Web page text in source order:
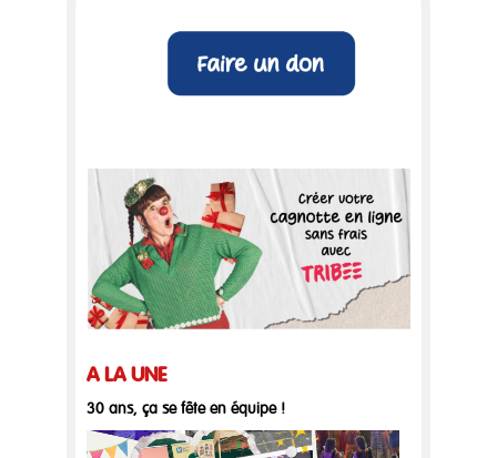
A LA UNE
30 ans, ça se fête en équipe !